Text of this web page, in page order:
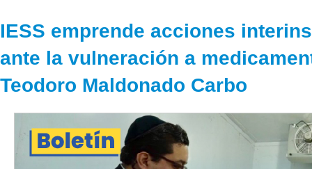
IESS emprende acciones
ante la vulneración a
Teodoro Maldonado Carbo